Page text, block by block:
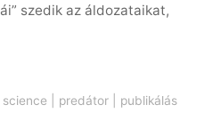
szedik az áldozataikat,
science predátor| publikálás